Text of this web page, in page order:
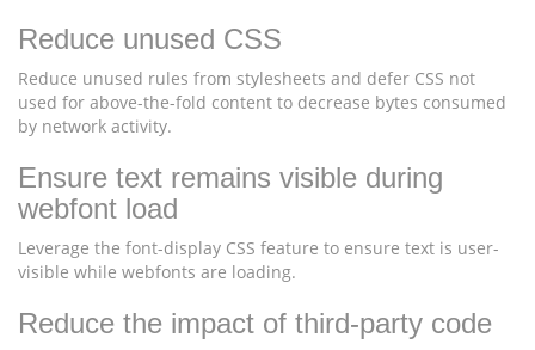
Reduce unused CSS
Reduce unused rules from stylesheets and defer CSS not
used for above-the-fold content to decrease bytes consumed
by network activity.
Ensure text remains visible during
webfont load
Leverage the font-display CSS feature to ensure text is user-
visible while webfonts are loading.
Reduce the impact of third-party code